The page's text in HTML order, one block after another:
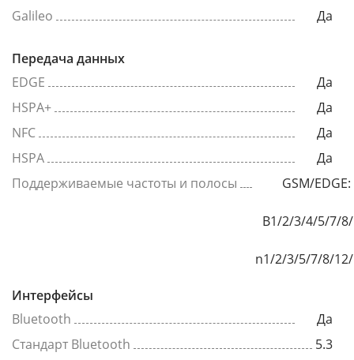
Galileo
Да
Передача данных
EDGE
Да
HSPA+
Да
NFC
Да
HSPA
Да
Поддерживаемые частоты и полосы
GSM/
B1/2/3/4/5/7/
n1/2/3/5/7/8/
Интерфейсы
Bluetooth
Да
Стандарт Bluetooth
5.3